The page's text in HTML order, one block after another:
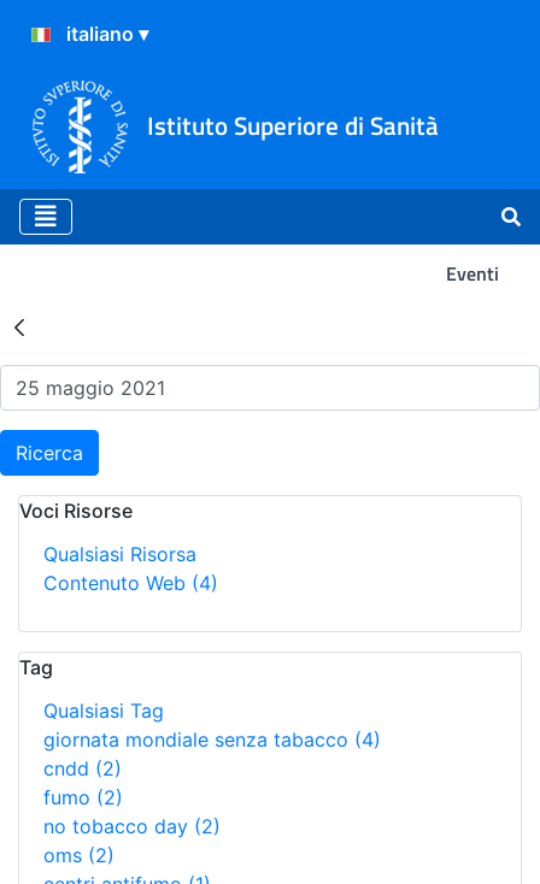
Istituto Superiore di Sanità
Eventi
Risultati della Ricerca -
Ricerca
Voci Risorse
Qualsiasi Risorsa
Contenuto Web (4)
Tag
Qualsiasi Tag
giornata mondiale senza tabacco (4)
cndd (2)
fumo (2)
no tobacco day (2)
oms (2)